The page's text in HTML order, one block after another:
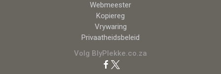
Webmeester
Kopiereg
Vrywaring
Privaatheidsbeleid
Volg BlyPlekke.co.za